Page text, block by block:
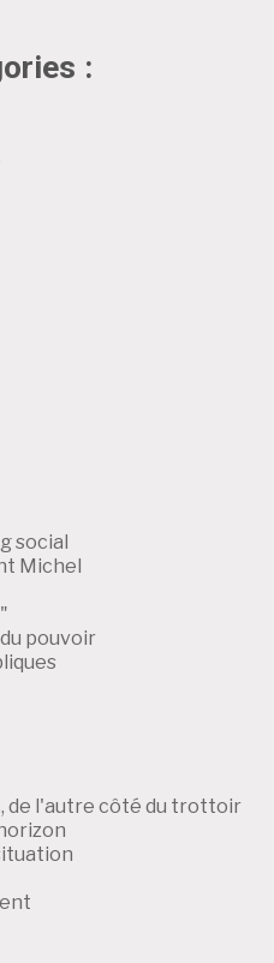
:
social
Michel
pouvoir
de l'autre côté du trottoir